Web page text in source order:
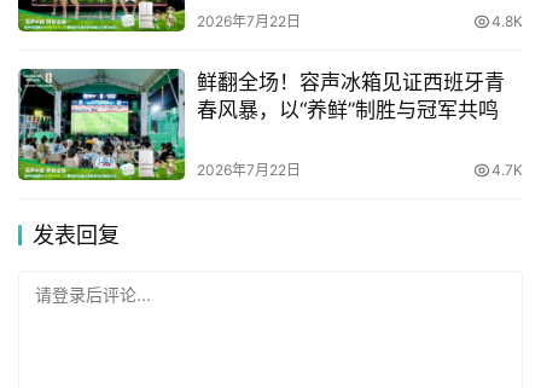
态、人才培养等方面开展深入合作，共同推动金华传统产业
据了解，目前在560万金华常住人口中，快手月活跃用户数
超过200万，百万粉丝数以上的快手达人突破100人。另据
快手大数据研究院此前发布的“快手上的幸福乡村”长图报告
放量全国第二的乡镇。
快手杯百万大奖赛作为快手金华创新发展中心落地的第一个
2026年7月22日 4.8K
鲜翻全场！容声冰箱见证西班牙青
春风暴，以“养鲜”制胜与冠军共鸣
2026年7月22日 4.7K
发表回复
请登录后评论...